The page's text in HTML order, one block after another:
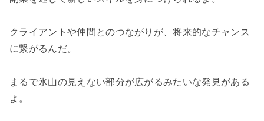
クライアントや仲間とのつながりが、将来的なチャンス
に繋がるんだ。
まるで氷山の見えない部分が広がるみたいな発見がある
よ。